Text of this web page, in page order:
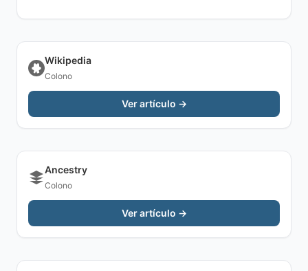
Wikipedia
Colono
Ver artículo →
Ancestry
Colono
Ver artículo →